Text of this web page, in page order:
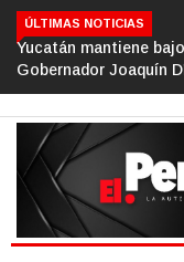
ÚLTIMAS NOTICIAS
Gino Segura
de la República.